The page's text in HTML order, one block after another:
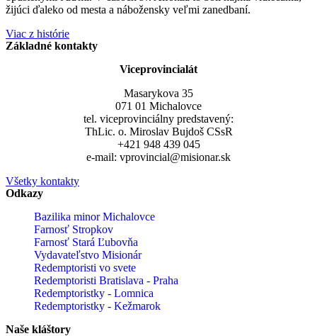
žijúci ďaleko od mesta a nábožensky veľmi zanedbaní.
Viac z histórie
Základné kontakty
Viceprovincialát
Masarykova 35
071 01 Michalovce
tel. viceprovinciálny predstavený:
ThLic. o. Miroslav Bujdoš CSsR
+421 948 439 045
e-mail: vprovincial@misionar.sk
Všetky kontakty
Odkazy
Bazilika minor Michalovce
Farnosť Stropkov
Farnosť Stará Ľubovňa
Vydavateľstvo Misionár
Redemptoristi vo svete
Redemptoristi Bratislava - Praha
Redemptoristky - Lomnica
Redemptoristky - Kežmarok
Naše kláštory